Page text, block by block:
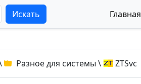
Искать Главная
Разное для системы \ ZTSvc